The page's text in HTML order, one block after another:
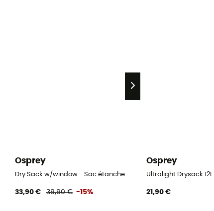
Osprey
Dry Sack w/window - Sac étanche
33,90 € 39,90 € -15%
Osprey
Ultralight Drysack
21,90 €